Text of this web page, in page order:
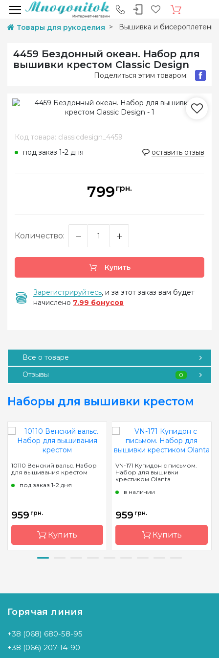
Товары для рукоделия Вышивка и
4459 Бездонный океан. Набор для
вышивки крестом Classic Design
Поделиться этим товаром:
Код товара: classicdesign_4459
под заказ 1-2 дня
оставить отзыв
799 грн.
Количество:
Купить
Зарегистрируйтесь, и за этот заказ вам будет
начислено 7.99 бонусов
Все о товаре
Отзывы
0
Наборы для вышивки крестом
10110 Венский вальс. Набор
для вышивания крестом
под заказ 1-2 дня
959 грн.
Купить
производитель
Размер
Канва
Aida 14
Зашивка
полная
VN-171 Купидон с письмом.
Набор для вышивки
крестиком Olanta
в наличии
959 грн.
Купить
Страна-
Украина
Горячая линия
+38 (068) 680-58-95
+38 (066) 207-14-90